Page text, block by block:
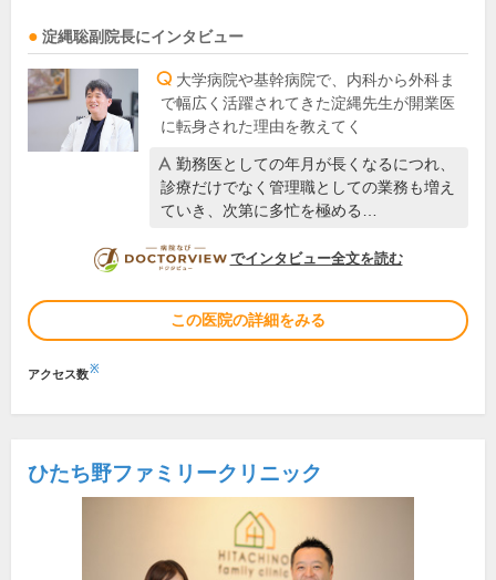
淀縄聡副院長にインタビュー
大学病院や基幹病院で、内科から外科ま
で幅広く活躍されてきた淀縄先生が開業医
に転身された理由を教えてく
勤務医としての年月が長くなるにつれ、
診療だけでなく管理職としての業務も増え
ていき、次第に多忙を極める…
DOCTORVIEW
でインタビュー全文を読む
この医院の詳細をみる
アクセス数※
ひたち野ファミリークリニック